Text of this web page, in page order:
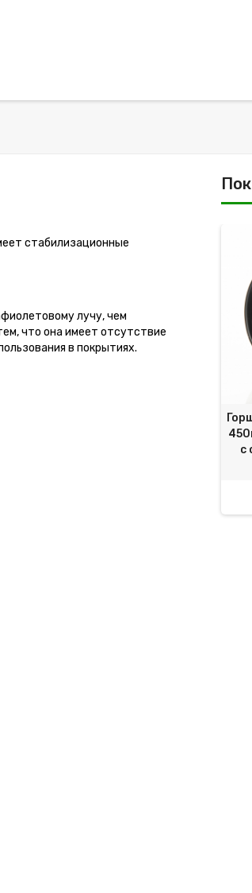
стабилизационные
лучу, чем
что она имеет отсутствие
в покрытиях.
с